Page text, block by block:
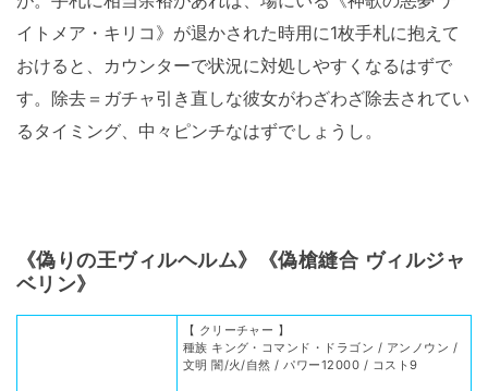
イトメア・キリコ》が退かされた時用に1枚手札に抱えて
おけると、カウンターで状況に対処しやすくなるはずで
す。除去＝ガチャ引き直しな彼女がわざわざ除去されてい
るタイミング、中々ピンチなはずでしょうし。
《偽りの王ヴィルヘルム》《偽槍縫合 ヴィルジャ
ベリン》
【 クリーチャー 】
種族 キング・コマンド・ドラゴン / アンノウン /
文明 闇/火/自然 / パワー12000 / コスト9